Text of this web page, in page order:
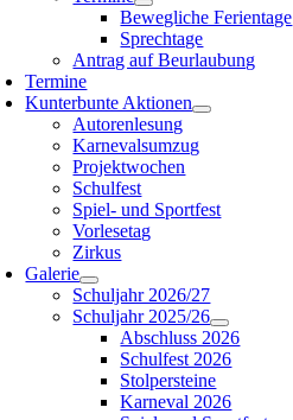
Bewegliche Ferientage
Sprechtage
Antrag auf Beurlaubung
Termine
Kunterbunte Aktionen
Autorenlesung
Karnevalsumzug
Projektwochen
Schulfest
Spiel- und Sportfest
Vorlesetag
Zirkus
Galerie
Schuljahr 2026/27
Schuljahr 2025/26
Abschluss 2026
Schulfest 2026
Stolpersteine
Karneval 2026